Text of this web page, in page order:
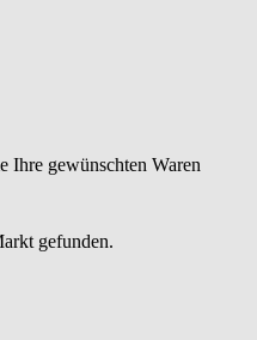
Ihre gewünschten Waren
gefunden.